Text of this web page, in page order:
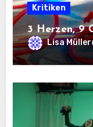
Kritiken
3 Herzen, 9
Lisa Müller